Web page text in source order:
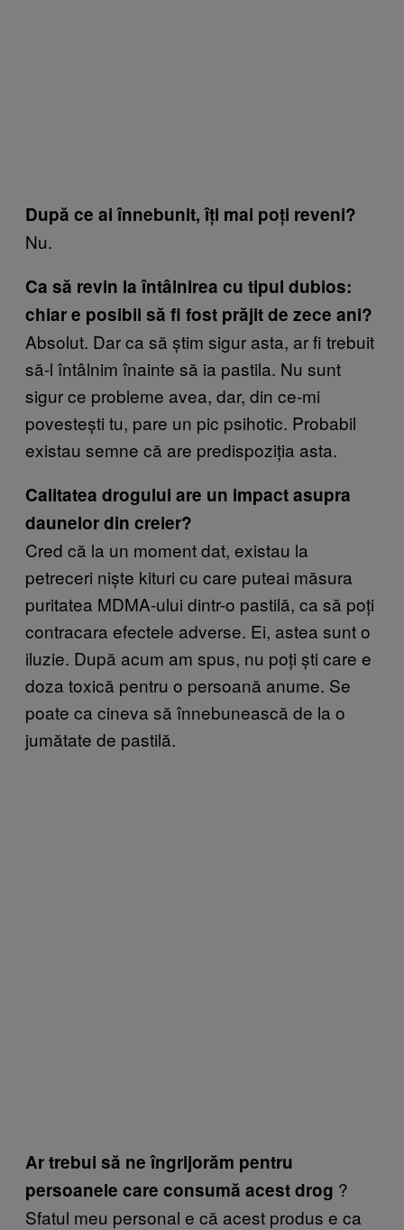
După ce ai înnebunit, îți mai poți reveni?
Nu.
Ca să revin la întâlnirea cu tipul dubios:
chiar e posibil să fi fost prăjit de zece ani?
Absolut. Dar ca să știm sigur asta, ar fi trebuit
să-l întâlnim înainte să ia pastila. Nu sunt
sigur ce probleme avea, dar, din ce-mi
povestești tu, pare un pic psihotic. Probabil
existau semne că are predispoziția asta.
Calitatea drogului are un impact asupra
daunelor din creier?
Cred că la un moment dat, existau la
petreceri niște kituri cu care puteai măsura
puritatea MDMA-ului dintr-o pastilă, ca să poți
contracara efectele adverse. Ei, astea sunt o
iluzie. După acum am spus, nu poți ști care e
doza toxică pentru o persoană anume. Se
poate ca cineva să înnebunească de la o
jumătate de pastilă.
Ar trebui să ne îngrijorăm pentru
persoanele care consumă acest drog ?
Sfatul meu personal e că acest produs e ca